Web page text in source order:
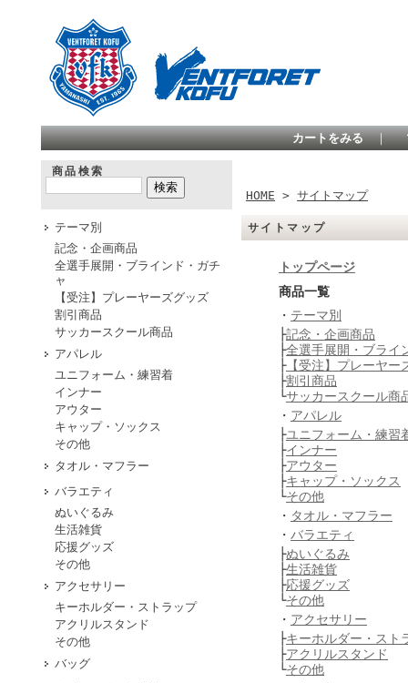
カートをみる ｜
商品検索
テーマ別
記念・企画商品
全選手展開・ブラインド・ガチ
ャ
【受注】プレーヤーズグッズ
割引商品
サッカースクール商品
アパレル
ユニフォーム・練習着
インナー
アウター
キャップ・ソックス
その他
タオル・マフラー
バラエティ
ぬいぐるみ
生活雑貨
応援グッズ
その他
アクセサリー
キーホルダー・ストラップ
アクリルスタンド
その他
バッグ
HOME > サイトマップ
サイトマップ
トップページ
商品一覧
・ テーマ別
├記念・企画商品
├全選手展開・ブライ
├【受注】プレーヤー
├割引商品
└サッカースクール商
・ アパレル
├ユニフォーム・練習
├インナー
├アウター
├キャップ・ソックス
└その他
・ タオル・マフラー
・ バラエティ
├ぬいぐるみ
├生活雑貨
├応援グッズ
└その他
・ アクセサリー
├キーホルダー・スト
├アクリルスタンド
└その他